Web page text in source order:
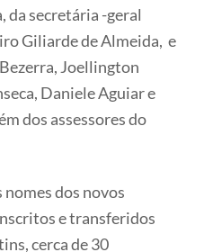
da secretária -geral
Giliarde de Almeida, e
Joellington
Daniele Aguiar e
dos assessores do
dos novos
e transferidos
cerca de 30